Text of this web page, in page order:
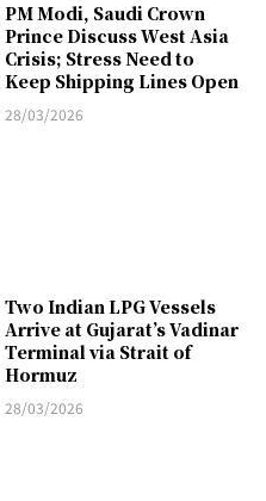
PM Modi, Saudi Crown
Prince Discuss West Asia
Crisis; Stress Need to
Keep Shipping Lines Open
28/03/2026
Two Indian LPG Vessels
Arrive at Gujarat’s Vadinar
Terminal via Strait of
Hormuz
28/03/2026